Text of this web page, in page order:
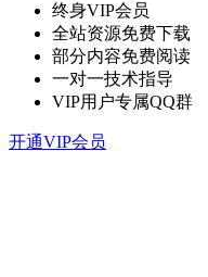
终身VIP会员
全站资源免费下载
部分内容免费阅读
一对一技术指导
VIP用户专属QQ群
开通VIP会员